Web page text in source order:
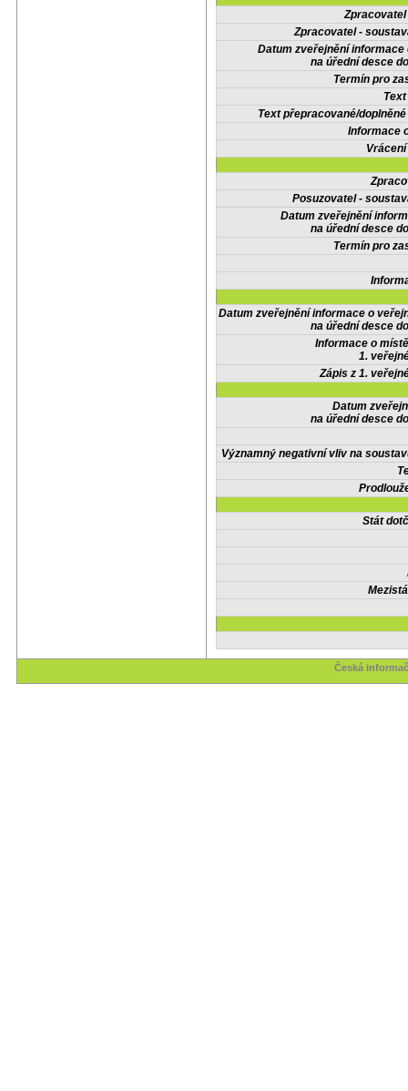
Zpracovatel -
Datum zveřejnění informace
na úřední desce
Termín pro
Text přepracované/
Informace
Posuzovatel -
Datum zveřejnění
na úřední desce
Termín pro
Datum zveřejnění informace o
na úřední desce
Informace o
1.
Zápis z 1.
Datum
na úřední desce
Významný negativní vliv na
Stát
Česká